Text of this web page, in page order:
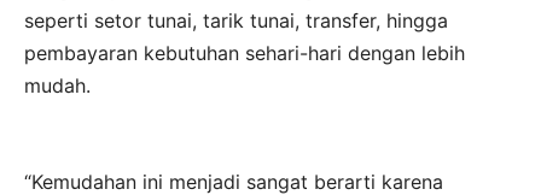
seperti setor tunai, tarik tunai, transfer, hingga
pembayaran kebutuhan sehari-hari dengan lebih
mudah.
“Kemudahan ini menjadi sangat berarti karena